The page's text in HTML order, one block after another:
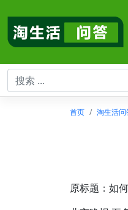
首页 淘生活问
原标题：如